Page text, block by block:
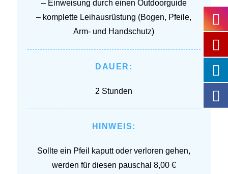
– Einweisung durch einen Outdoorguide
– komplette Leihausrüstung (Bogen, Pfeile,
Arm- und Handschutz)
DAUER:
2 Stunden
HINWEIS:
Sollte ein Pfeil kaputt oder verloren gehen,
werden für diesen pauschal 8,00 €